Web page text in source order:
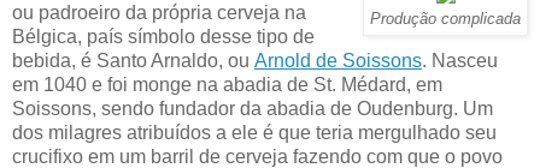
Produção complicada
ou padroeiro da própria cerveja na
Bélgica, país símbolo desse tipo de
bebida, é Santo Arnaldo, ou Arnold de Soissons. Nasceu
em 1040 e foi monge na abadia de St. Médard, em
Soissons, sendo fundador da abadia de Oudenburg. Um
dos milagres atribuídos a ele é que teria mergulhado seu
crucifixo em um barril de cerveja fazendo com que o povo